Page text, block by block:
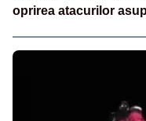
oprirea atacurilor